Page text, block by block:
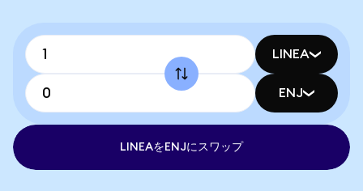
LINEA
ENJ
LINEAをENJにスワップ